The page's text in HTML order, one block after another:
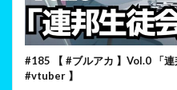
#185 【 #ブルアカ 】Vol.0 「
#vtuber 】